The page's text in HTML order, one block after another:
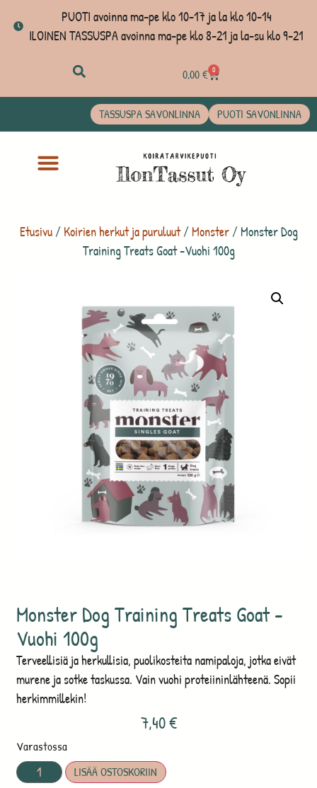
PUOTI avoinna ma-pe klo 10-17 ja la klo 10-14
ILOINEN TASSUSPA avoinna ma-pe klo 8-21 ja la-su klo 9-21
0,00€ 0
TASSUSPA SAVONLINNA PUOTI SAVONLINNA
Etusivu/Koirien herkut ja puruluut/ Monster/ Monster Dog
Training Treats Goat -Vuohi 100g
Monster Dog Training Treats Goat -
Vuohi 100g
Terveellisiä ja herkullisia, puolikosteita namipaloja, jotka eivät
murene ja sotke taskussa. Vain vuohi proteiininlähteenä. Sopii
herkimmillekin!
7,40€
Varastossa
LISÄÄ OSTOSKORIIN